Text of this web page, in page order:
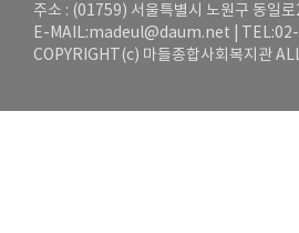
주소 : (01759) 서울특별시 노원구 동일
E-MAIL:madeul@daum.net |
COPYRIGHT(c) 마들종합사회복지관